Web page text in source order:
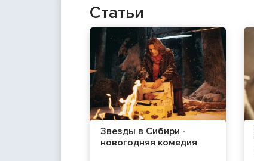
Статьи
Звезды в Сибири -
новогодняя комедия